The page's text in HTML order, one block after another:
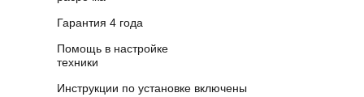
Гарантия 4 года
Помощь в настройке
техники
Инструкции по установке включены